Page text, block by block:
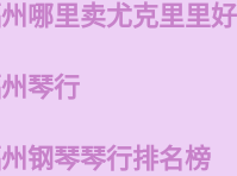
哪里卖尤克里里
琴行
钢琴琴行排名榜